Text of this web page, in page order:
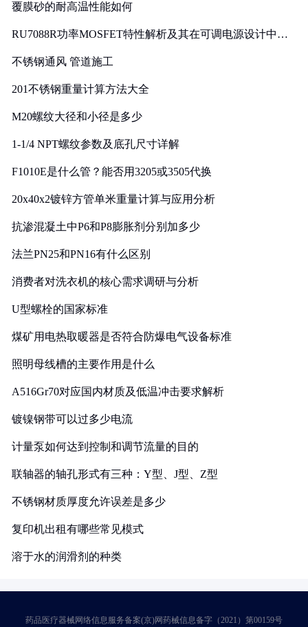
覆膜砂的耐高温性能如何
RU7088R功率MOSFET特性解析及其在可调电源设计中的
不锈钢通风 管道施工
201不锈钢重量计算方法大全
M20螺纹大径和小径是多少
1-1/4 NPT螺纹参数及底孔尺寸详解
F1010E是什么管？能否用3205或3505代换
20x40x2镀锌方管单米重量计算与应用分析
抗渗混凝土中P6和P8膨胀剂分别加多少
法兰PN25和PN16有什么区别
消费者对洗衣机的核心需求调研与分析
U型螺栓的国家标准
煤矿用电热取暖器是否符合防爆电气设备标准
照明母线槽的主要作用是什么
A516Gr70对应国内材质及低温冲击要求解析
镀镍钢带可以过多少电流
计量泵如何达到控制和调节流量的目的
联轴器的轴孔形式有三种：Y型、J型、Z型
不锈钢材质厚度允许误差是多少
复印机出租有哪些常见模式
溶于水的润滑剂的种类
药品医疗器械网络信息服务备案(京)网药械信息备字（2021）第00159号